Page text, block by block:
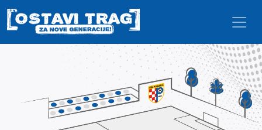
Skip to main content